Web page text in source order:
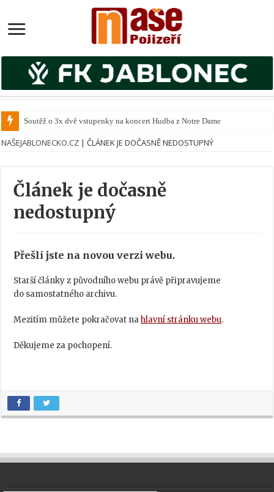
Soutěž o 3x dvě vstupenky na koncert Hudba z Notre Dame
NAŠEJABLONECKO.CZ | ČLÁNEK JE DOČASNĚ NEDOSTUPNÝ
Článek je dočasně
nedostupný
Přešli jste na novou verzi webu.
Starší články z původního webu právě připravujeme
do samostatného archivu.
Mezitím můžete pokračovat nahlavní stránku webu.
Děkujeme za pochopení.